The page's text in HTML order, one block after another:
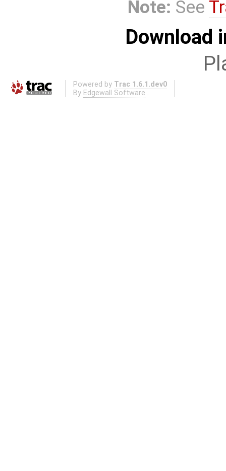
Note: See
Download
Powered by Trac 1.6.1.dev0
By Edgewall Software .